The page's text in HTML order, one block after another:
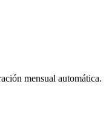
mensual automática.